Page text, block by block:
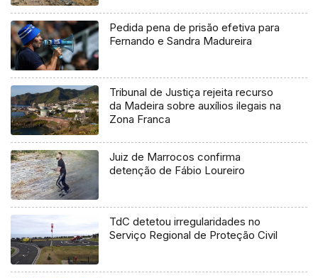
Pedida pena de prisão efetiva para
Fernando e Sandra Madureira
Tribunal de Justiça rejeita recurso
da Madeira sobre auxílios ilegais na
Zona Franca
Juiz de Marrocos confirma
detenção de Fábio Loureiro
TdC detetou irregularidades no
Serviço Regional de Proteção Civil